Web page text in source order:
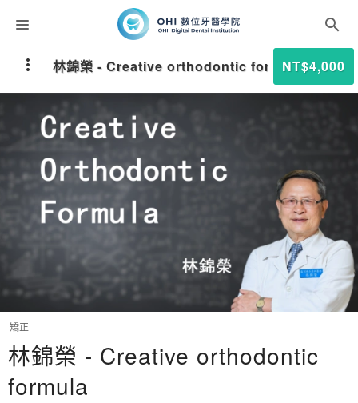
課程分類
師資團隊
聯絡我們
折扣碼
矯正
林錦榮 - Creative orthodontic
formula
林錦榮 - Creative orthodontic formulaNT$4,000